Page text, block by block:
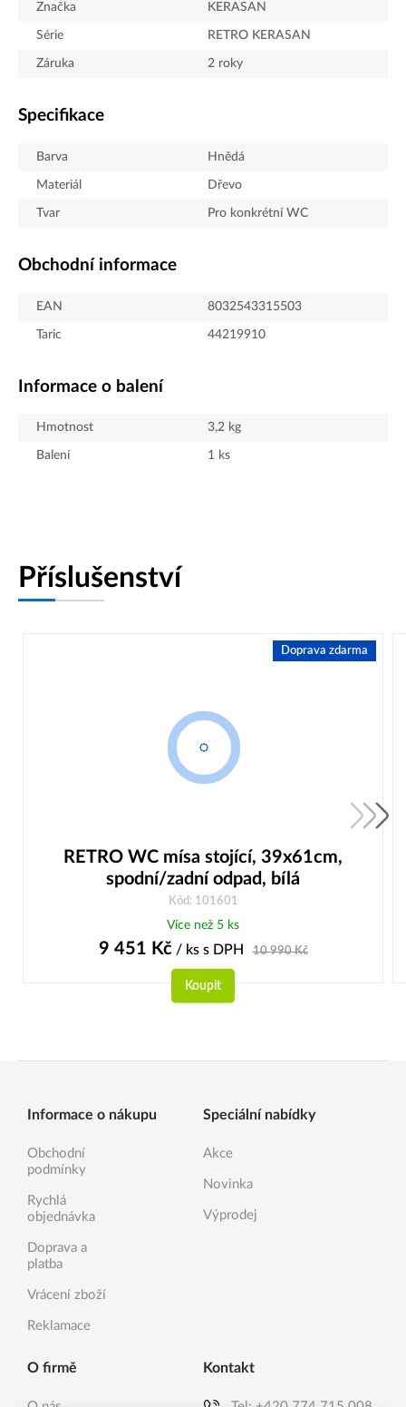
Značka KERASAN
Série RETRO KERASAN
Záruka 2 roky
Specifikace
Barva Hnědá
Materiál Dřevo
Tvar Pro konkrétní WC
Obchodní informace
EAN 8032543315503
Taric 44219910
Informace o balení
Hmotnost 3,2 kg
Balení 1 ks
Příslušenství
Doprava zdarma
RETRO WC mísa stojící, 39x61cm,
spodní/zadní odpad, bílá
Kód: 101601
Více než 5 ks
9 451 Kč/ ks s DPH 10 990Kč
Koupit
Informace o nákupu
Obchodní
podmínky
Rychlá
objednávka
Doprava a
platba
Vrácení zboží
Reklamace
Speciální nabídky
Akce
Novinka
Výprodej
O firmě Kontakt